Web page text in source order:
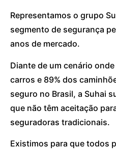
Representamos o grupo
segmento de segurança
anos de mercado.
Diante de um cenário
carros e 89% dos
seguro no Brasil, a Suhai
que não têm aceitação
seguradoras tradicionais.
Existimos para que todos